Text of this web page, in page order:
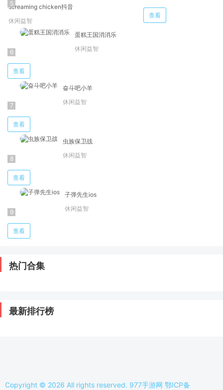
screaming chicken抖音
休闲益智
查看
蛋糕王国消消乐
休闲益智
查看
奋斗吧小羊
休闲益智
查看
虫族保卫战
休闲益智
查看
子弹先生ios
休闲益智
查看
热门合集
最新排行榜
Copyright © 2026 All rights reserved. 977手游网 鄂ICP备